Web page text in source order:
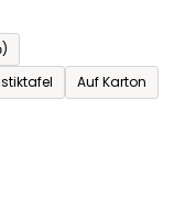
Auf Karton